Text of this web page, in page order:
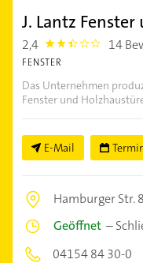
J. Lantz
2,4 2.4 14
FENSTER
Das Unternehmen
Fenster und
E-Mail
Hamburger Str.
Geöffnet –
04154 84 30-0